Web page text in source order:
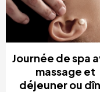
Journée de spa
massage et
déjeuner ou